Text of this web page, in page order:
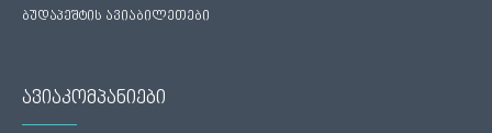
ბუდაპეშტის ავიაბილეთები
ავიაკომპანიები